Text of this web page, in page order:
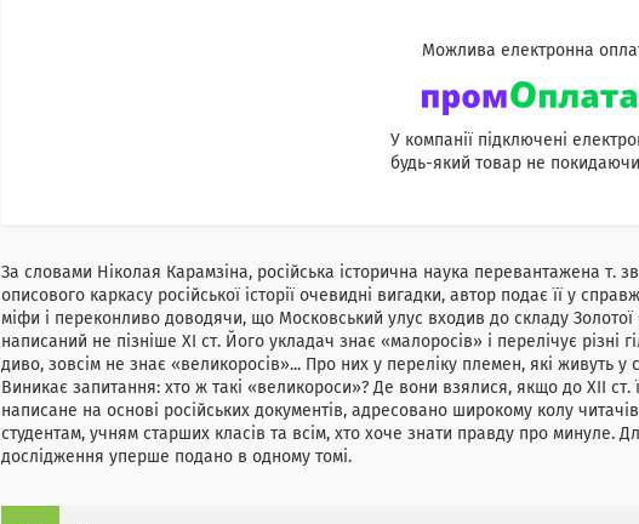
У компанії підключені
будь-який товар не покидаючи
За словами Ніколая Карамзіна, російська історична наука перевантажена т.
описового каркасу російської історії очевидні вигадки, автор подає її у
міфи і переконливо доводячи, що Московський улус входив до складу
написаний не пізніше ХІ ст. Його укладач знає «малоросів» і перелічує різні
диво, зовсім не знає «великоросів»... Про них у переліку племен, які живуть у
Виникає запитання: хто ж такі «великороси»? Де вони взялися, якщо до ХІІ ст.
написане на основі російських документів, адресовано широкому колу
студентам, учням старших класів та всім, хто хоче знати правду про минуле.
дослідження уперше подано в одному томі.